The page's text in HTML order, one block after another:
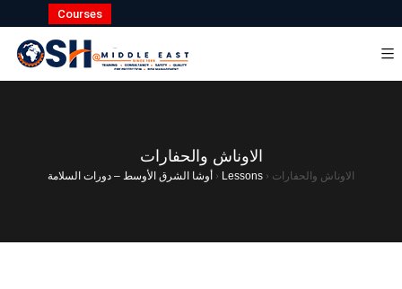
Courses
الاوناش والحفارات
أوشا الشرق الأوسط – دورات السلامة › Lessons › الاوناش والحفارات